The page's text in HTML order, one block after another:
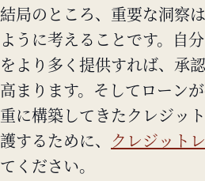
結局のところ、重要な洞察
ように考えることです。自
をより多く提供すれば、承
高まります。そしてローン
重に構築してきたクレジッ
護するために、
クレジット
てください。